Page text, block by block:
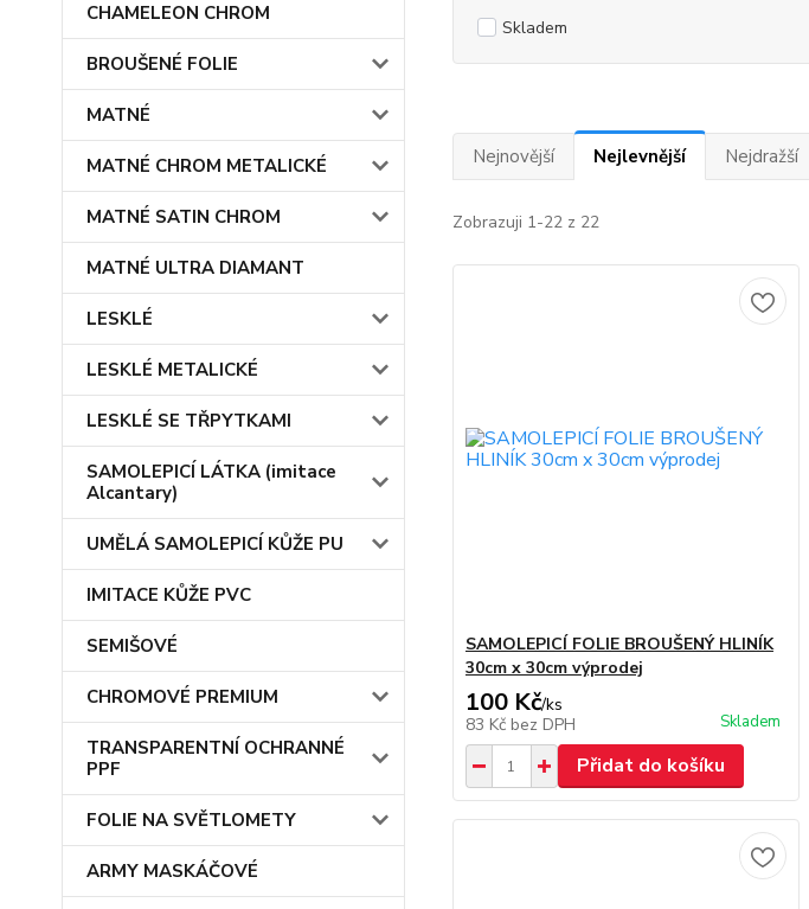
CHAMELEON CHROM
BROUŠENÉ FOLIE
MATNÉ
MATNÉ CHROM METALICKÉ
MATNÉ SATIN CHROM
MATNÉ ULTRA DIAMANT
LESKLÉ
LESKLÉ METALICKÉ
LESKLÉ SE TŘPYTKAMI
SAMOLEPICÍ LÁTKA (imitace
Alcantary)
UMĚLÁ SAMOLEPICÍ KŮŽE PU
IMITACE KŮŽE PVC
SEMIŠOVÉ
CHROMOVÉ PREMIUM
TRANSPARENTNÍ OCHRANNÉ
PPF
FOLIE NA SVĚTLOMETY
ARMY MASKÁČOVÉ
Skladem
Nejnovější Nejlevnější Nejdražší
Zobrazuji 1-22 z 22
SAMOLEPICÍ FOLIE BROUŠENÝ HLINÍK
30cm x 30cm výprodej
100 Kč/ks
83 Kč bez DPH Skladem
Přidat do košíku